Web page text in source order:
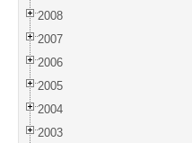
2008
2007
2006
2005
2004
2003